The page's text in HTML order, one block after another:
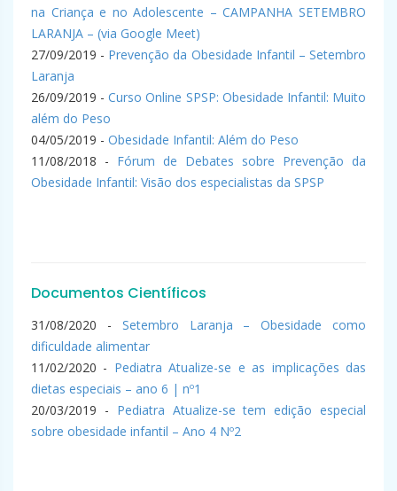
na Criança e no Adolescente – CAMPANHA SETEMBRO
LARANJA – (via Google Meet)
27/09/2019 - Prevenção da Obesidade Infantil – Setembro
Laranja
26/09/2019 -Curso Online SPSP: Obesidade Infantil: Muito
além do Peso
04/05/2019 - Obesidade Infantil: Além do Peso
11/08/2018 - Fórum de Debates sobre Prevenção da
Obesidade Infantil: Visão dos especialistas da SPSP
Documentos Científicos
31/08/2020 - Setembro Laranja – Obesidade como
dificuldade alimentar
11/02/2020 - Pediatra Atualize-se e as implicações das
dietas especiais – ano 6 | nº1
20/03/2019 - Pediatra Atualize-se tem edição especial
sobre obesidade infantil – Ano 4 Nº2